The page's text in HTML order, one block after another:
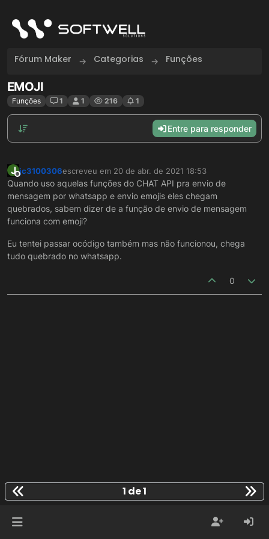
Fórum Maker Categorias Funções
EMOJI
Funções 1 1 216 1
Entre para responder
J
Offline
jc3100306escreveu em 20 de abr. de 2021 18:53
última edição por
Quando uso aquelas funções do CHAT API pra envio de
mensagem por whatsapp e envio emojis eles chegam
quebrados, sabem dizer de a função de envio de mensagem
funciona com emoji?
Eu tentei passar ocódigo também mas não funcionou, chega
tudo quebrado no whatsapp.
0
1 de 1